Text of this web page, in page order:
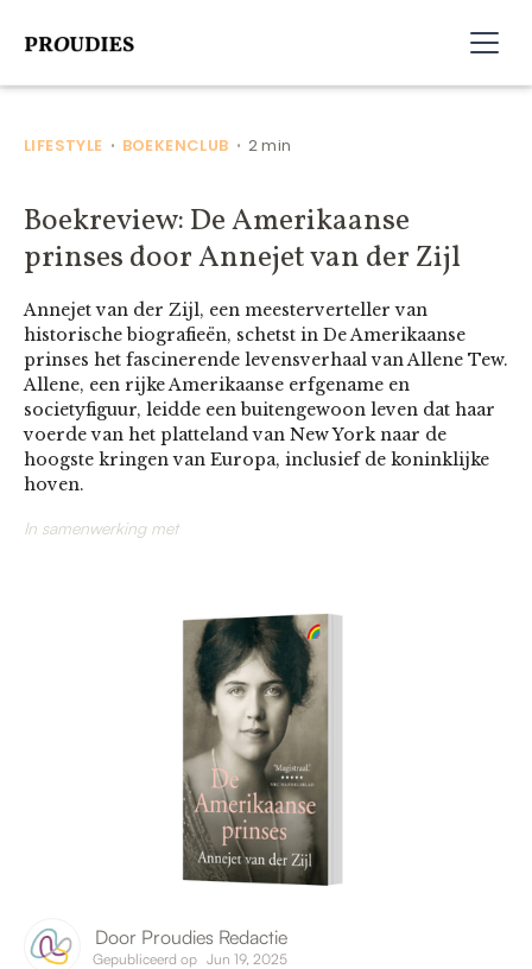
LIFESTYLE • BOEKENCLUB • 2 min
Boekreview: De Amerikaanse
prinses door Annejet van der Zijl
Annejet van der Zijl, een meesterverteller van
historische biografieën, schetst in De Amerikaanse
prinses het fascinerende levensverhaal van Allene Tew.
Allene, een rijke Amerikaanse erfgename en
societyfiguur, leidde een buitengewoon leven dat haar
voerde van het platteland van New York naar de
hoogste kringen van Europa, inclusief de koninklijke
hoven.
In samenwerking met
Door Proudies Redactie
Gepubliceerd op Jun 19, 2025